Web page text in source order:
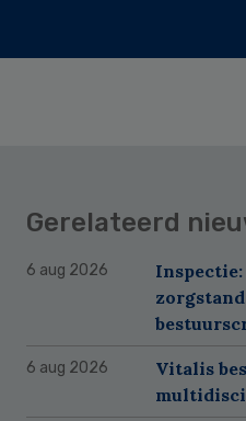
Gerelateerd
6 aug 2026
6 aug 2026
Vitalis